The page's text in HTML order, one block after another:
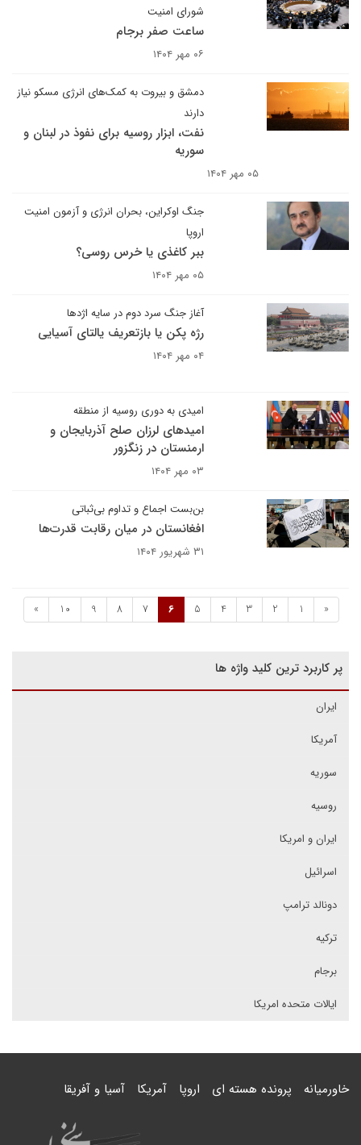
شورای امنیت
ساعت صفر برجام
۰۶ مهر ۱۴۰۴
دمشق و بیروت به کمک‌های انرژی مسکو نیاز
دارند
نفت، ابزار روسیه برای نفوذ در لبنان و
سوریه
۰۵ مهر ۱۴۰۴
جنگ اوکراین، بحران انرژی و آزمون امنیت
اروپا
ببر کاغذی یا خرس روسی؟
۰۵ مهر ۱۴۰۴
آغاز جنگ سرد دوم در سایه اژدها
رژه پکن یا بازتعریف یالتای آسیایی
۰۴ مهر ۱۴۰۴
امیدی به دوری روسیه از منطقه
امیدهای لرزان صلح آذربایجان و
ارمنستان در زنگزور
۰۳ مهر ۱۴۰۴
بن‌بست اجماع و تداوم بی‌ثباتی
افغانستان در میان رقابت قدرت‌ها
۳۱ شهریور ۱۴۰۴
«
1
2
3
4
5
6
7
8
9
10
»
پر کاربرد ترین کلید واژه ها
ایران
آمریکا
سوریه
روسیه
ایران و امریکا
اسرائیل
دونالد ترامپ
ترکیه
برجام
ایالات متحده امریکا
خاورمیانه پرونده هسته ای اروپا آمریکا آسیا و آفریقا